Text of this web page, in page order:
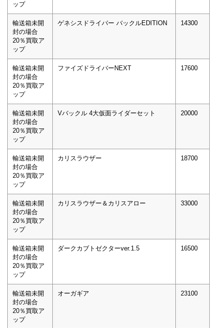
ップ
輸送箱未開
封の場合
20％買取ア
ップ
ゲネシスドライバー バックルEDITION 14300
輸送箱未開
封の場合
20％買取ア
ップ
ファイズドライバーNEXT 17600
輸送箱未開
封の場合
20％買取ア
ップ
Vバックル 4大仮面ライダーセット 20000
輸送箱未開
封の場合
20％買取ア
ップ
カリスラウザー 18700
輸送箱未開
封の場合
20％買取ア
ップ
カリスラウザー＆カリスアロー 33000
輸送箱未開
封の場合
20％買取ア
ップ
ダークカブトゼクターver.1.5 16500
輸送箱未開
封の場合
20％買取ア
ップ
オーガギア 23100